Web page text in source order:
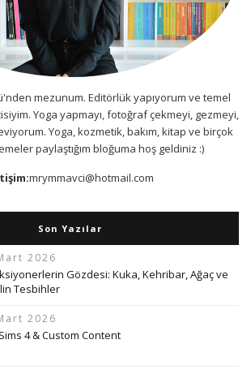
mezunum. Editörlük yapıyorum ve temel
Yoga yapmayı, fotoğraf çekmeyi, gezmeyi,
Yoga, kozmetik, bakım, kitap ve birçok
paylaştığım bloğuma hoş geldiniz :)
mrymmavci@hotmail.com
Son Yazılar
2026
Gözdesi: Kuka, Kehribar, Ağaç ve
Tesbihler
2026
4 & Custom Content